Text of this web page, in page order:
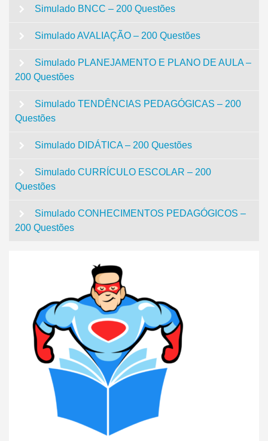
Simulado BNCC – 200 Questões
Simulado AVALIAÇÃO – 200 Questões
Simulado PLANEJAMENTO E PLANO DE AULA –
200 Questões
Simulado TENDÊNCIAS PEDAGÓGICAS – 200
Questões
Simulado DIDÁTICA – 200 Questões
Simulado CURRÍCULO ESCOLAR – 200
Questões
Simulado CONHECIMENTOS PEDAGÓGICOS –
200 Questões